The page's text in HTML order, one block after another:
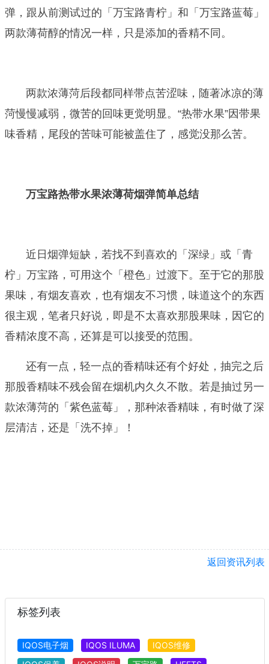
弹，跟从前测试过的「万宝路青柠」和「万宝路蓝莓」
两款薄荷醇的情况一样，只是添加的香精不同。
两款浓薄菏后段都同样带点苦涩味，随著冰凉的薄
菏慢慢减弱，微苦的回味更觉明显。“热带水果”因带果
味香精，尾段的苦味可能被盖住了，感觉没那么苦。
万宝路热带水果浓薄荷烟弹简单总结
近日烟弹短缺，若找不到喜欢的「深绿」或「青
柠」万宝路，可用这个「橙色」过渡下。至于它的那股
果味，有烟友喜欢，也有烟友不习惯，味道这个的东西
很主观，笔者只好说，即是不太喜欢那股果味，因它的
香精浓度不高，还算是可以接受的范围。
还有一点，轻一点的香精味还有个好处，抽完之后
那股香精味不残会留在烟机内久久不散。若是抽过另一
款浓薄菏的「紫色蓝莓」，那种浓香精味，有时做了深
层清洁，还是「洗不掉」！
返回资讯列表
标签列表
IQOS电子烟 IQOS ILUMA
IQOS维修